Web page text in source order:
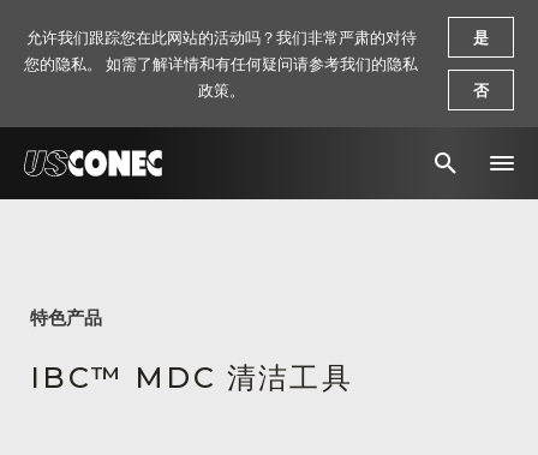
产品
资源
特色产品
IBC™ MDC 清洁工具
允许我们跟踪您在此网站的活动吗？我们非常严肃的对待
您的隐私。 如需了解详情和有任何疑问请参考我们的隐私
政策。
是
否